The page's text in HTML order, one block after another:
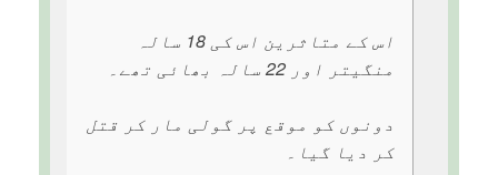
اس کے متاثرین اس کی 18 سالہ
منگیتر اور 22 سالہ بھائی تھے۔
دونوں کو موقع پر گولی مار کر قتل
کر دیا گیا۔